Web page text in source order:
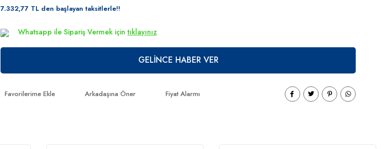
7.332,77 TL den başlayan taksitlerle!!
Whatsapp ile Sipariş Vermek için tıklayınız
GELİNCE HABER VER
Arkadaşına Öner Fiyat Alarmı